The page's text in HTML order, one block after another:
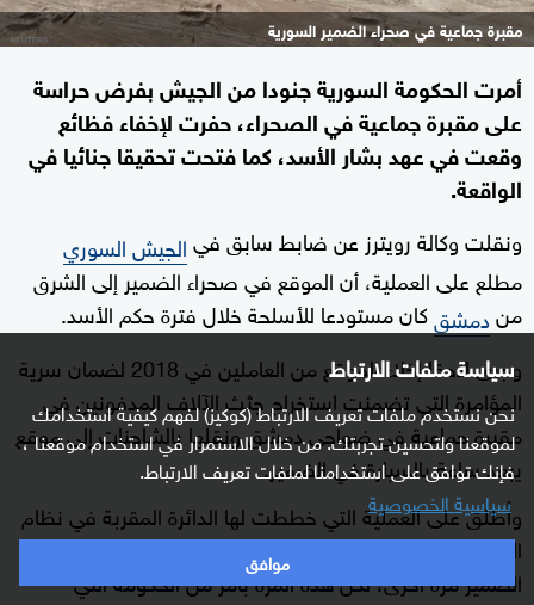
سياسة ملفات الارتباط
نحن نستخدم ملفات تعريف الارتباط (كوكيز) لفهم كيفية استخدامك
لموقعنا ولتحسين تجربتك. من خلال الاستمرار في استخدام موقعنا ،
فإنك توافق على استخدامنا لملفات تعريف الارتباط.
سياسية الخصوصية
موافق
مقبرة جماعية في صحراء الضمير السورية
أمرت الحكومة السورية جنودا من الجيش بفرض حراسة
على مقبرة جماعية في الصحراء، حفرت لإخفاء فظائع
وقعت في عهد بشار الأسد، كما فتحت تحقيقا جنائيا في
الواقعة.
ونقلت وكالة رويترز عن ضابط سابق فيالجيش السوري
مطلع على العملية، أن الموقع في صحراء الضمير إلى الشرق
مندمشقكان مستودعا للأسلحة خلال فترة حكم الأسد.
وجرى لاحقا إخلاء الموقع من العاملين في 2018 لضمان سرية
المؤامرة التي تضمنت استخراج جثث الآلاف المدفونين في
مقبرة جماعية في ضواحي دمشق ونقلها بالشاحنات إلى موقع
يبعد ساعة بالسيارة في الضمير.
وأُطلق على العملية التي خططت لها الدائرة المقربة في نظام
الأسد اسم "عملية نقل الأتربة"، وانتشر جنود في موقع
الضمير مرة أخرى، لكن هذه المرة بأمر من الحكومة التي